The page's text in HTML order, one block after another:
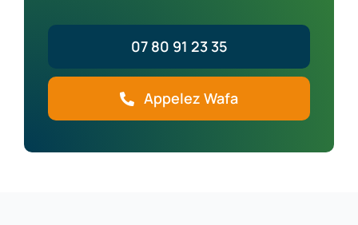
07 80 91 23 35
Appelez Wafa